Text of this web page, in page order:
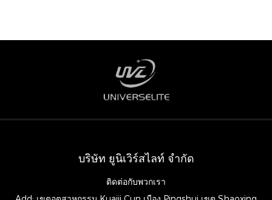
บริษัท ยูนิเวิร์สไลท์ จำกัด
ติดต่อกับพวกเรา